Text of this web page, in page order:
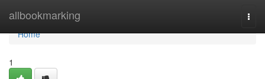
allbookmarking
Home
Home
1